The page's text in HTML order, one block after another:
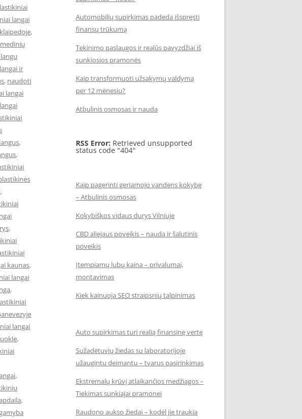
langai
,
medinių
ir
, naudoti
langai
,
,
,
,
kaunas,
langai
,
langai
,
,
,
Automobilių supirkimas padeda išspręsti
finansų trūkumą
Tekinimo paslaugos ir realūs pavyzdžiai iš
sunkiosios pramonės
Kaip transformuoti užsakymų valdymą
per 12 mėnesių?
Atbulinis osmosas ir nauda
RSS Error: Retrieved unsupported
status code "404"
Kaip pagerinti geriamojo vandens kokybę
– Atbulinis osmosas
Kokybiškos vidaus durys Vilniuje
CBD aliejaus poveikis – nauda ir šalutinis
poveikis
Įtempiamų lubų kaina – privalumai,
montavimas
Kiek kainuoja SEO straipsnių talpinimas
Auto supirkimas turi realią finansinę vertę
Sužadėtuvių žiedas su laboratorijoje
užaugintu deimantu – tvarus pasirinkimas
Ekstremalų krūvį atlaikančios medžiagos –
Tiekimas sunkiajai pramonei
Raudono aukso žiedai – kodėl jie traukia